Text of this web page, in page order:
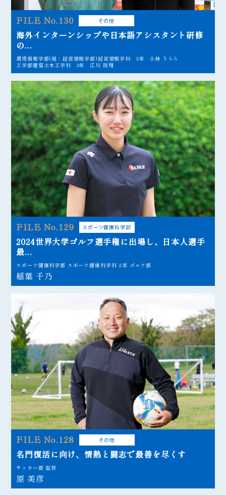
FILE No.130 その他
海外インターンシップや日本語アシスタント研修
の...
環境情報学部(現：経営情報学部)経営情報学科 3年 小林 うらら
工学部建築土木工学科 3年 江川 陸翔
FILE No.129 スポーツ健康科学部
2024世界大学ゴルフ選手権に出場し、日本人選手
最...
スポーツ健康科学部 スポーツ健康科学科 2年 ゴルフ部
稲葉 千乃
FILE No.128 その他
名門復活に向け、情熱と闘志で最善を尽くす
サッカー部 監督
原 美彦